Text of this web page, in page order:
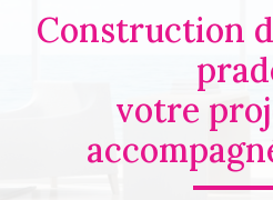
construction de maison au
votre